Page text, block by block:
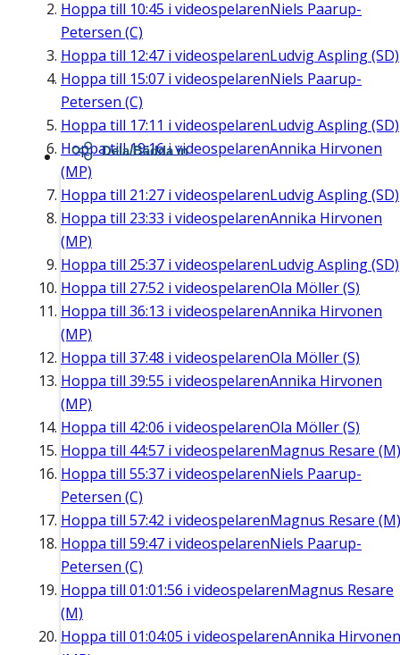
Hoppa till 10:45 i videospelarenNiels Paarup-
Petersen (C)
Hoppa till 12:47 i videospelarenLudvig Aspling (SD)
Hoppa till 15:07 i videospelarenNiels Paarup-
Petersen (C)
Hoppa till 17:11 i videospelarenLudvig Aspling (SD)
Hoppa till19:16i videospelarenAnnika Hirvonen
(MP)
Hoppa till 21:27 i videospelarenLudvig Aspling (SD)
Hoppa till 23:33 i videospelarenAnnika Hirvonen
(MP)
Hoppa till 25:37 i videospelarenLudvig Aspling (SD)
Hoppa till 27:52 i videospelarenOla Möller (S)
Hoppa till 36:13 i videospelarenAnnika Hirvonen
(MP)
Hoppa till 37:48 i videospelarenOla Möller (S)
Hoppa till 39:55 i videospelarenAnnika Hirvonen
(MP)
Hoppa till 42:06 i videospelarenOla Möller (S)
Hoppa till 44:57 i videospelarenMagnus Resare (M)
Hoppa till 55:37 i videospelarenNiels Paarup-
Petersen (C)
Hoppa till 57:42 i videospelarenMagnus Resare (M)
Hoppa till 59:47 i videospelarenNiels Paarup-
Petersen (C)
Hoppa till 01:01:56 i videospelarenMagnus Resare
(M)
Hoppa till 01:04:05 i videospelarenAnnika Hirvonen
Dela/Bädda in